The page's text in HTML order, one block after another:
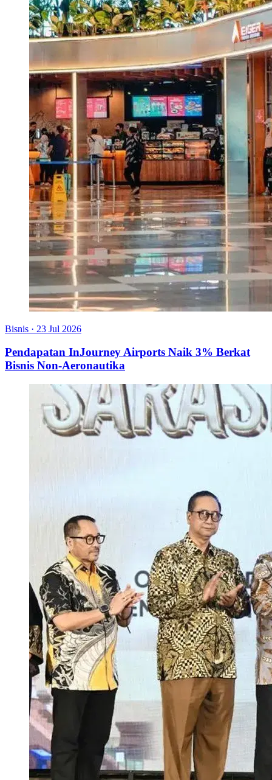
Bisnis · 23 Jul 2026
Pendapatan InJourney Airports Naik 3% Berkat
Bisnis Non-Aeronautika